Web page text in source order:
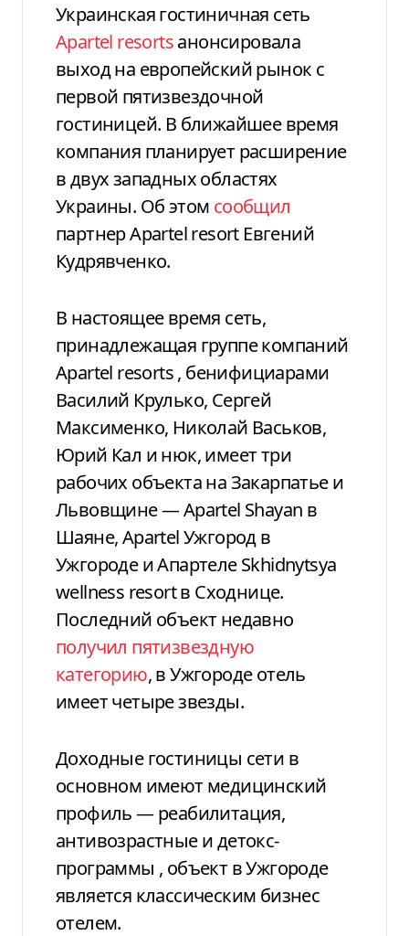
Украинская гостиничная сеть
Apartel resortsанонсировала
выход на европейский рынок с
первой пятизвездочной
гостиницей. В ближайшее время
компания планирует расширение
в двух западных областях
Украины. Об этом сообщил
партнер Apartel resort Евгений
Кудрявченко.
В настоящее время сеть,
принадлежащая группе компаний
Apartel resorts, бенифициарами
Василий Крулько, Сергей
Максименко, Николай Васьков,
Юрий Кал инюк, имеет три
рабочих объекта на Закарпатье и
Львовщине —Apartel Shayan в
Шаяне,ApartelУжгородв
Ужгороде иАпартелеSkhidnytsya
wellness resortв Сходнице.
Последний объект недавно
получил пятизвездную
категорию, в Ужгороде отель
имеет четыре звезды.
Доходные гостиницы сети в
основном имеют медицинский
профиль — реабилитация,
антивозрастные и детокс-
программы , объект в Ужгороде
является классическим бизнес
отелем.